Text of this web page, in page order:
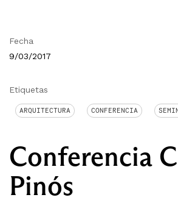
Fecha
9/03/2017
Etiquetas
ARQUITECTURA CONFERENCIA
Conferencia
Pinós